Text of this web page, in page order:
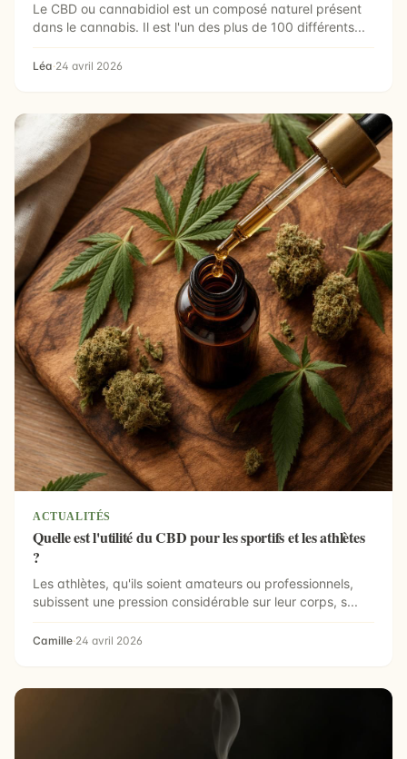
Le CBD ou cannabidiol est un composé naturel présent
dans le cannabis. Il est l'un des plus de 100 différents...
Léa·24 avril 2026
ACTUALITÉS
Quelle est l'utilité du CBD pour les sportifs et les athlètes
?
Les athlètes, qu'ils soient amateurs ou professionnels,
subissent une pression considérable sur leur corps, s...
Camille·24 avril 2026